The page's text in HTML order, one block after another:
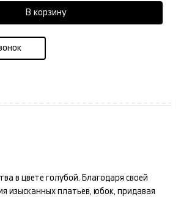
В корзину
в цвете голубой. Благодаря своей
изысканных платьев, юбок, придавая